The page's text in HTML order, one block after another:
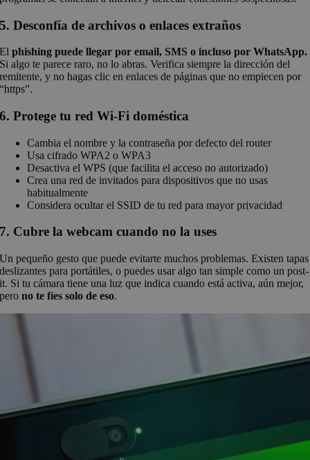
5. Desconfía de archivos o enlaces extraños
El phishing puede llegar por email, SMS o incluso por WhatsApp.
Si algo te parece raro, no lo abras. Verifica siempre la dirección del
remitente, y no hagas clic en enlaces de páginas que no empiecen por
“https”.
6. Protege tu red Wi-Fi doméstica
Cambia el nombre y la contraseña por defecto del router
Usa cifrado WPA2 o WPA3
Desactiva el WPS (que facilita el acceso no autorizado)
Crea una red de invitados para dispositivos que no usas
habitualmente
Considera ocultar el SSID de tu red para mayor privacidad
7. Cubre la webcam cuando no la uses
Un pequeño gesto que puede evitarte muchos problemas. Existen tapas
deslizantes para portátiles, o puedes usar algo tan simple como un post-
it. Si tu cámara tiene una luz que indica cuando está activa, aún mejor,
perono te fíes solo de eso.